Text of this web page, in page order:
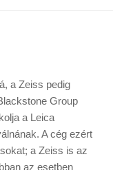
a Zeiss pedig
Group
a Leica
A cég ezért
a Zeiss is az
az esetben